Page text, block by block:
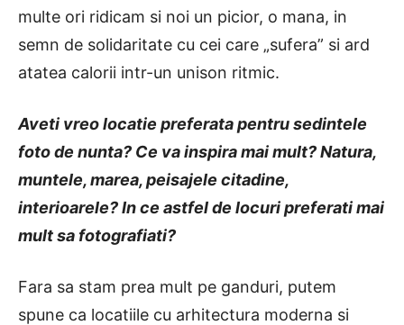
multe ori ridicam si noi un picior, o mana, in
semn de solidaritate cu cei care „sufera” si ard
atatea calorii intr-un unison ritmic.
Aveti vreo locatie preferata pentru sedintele
foto de nunta? Ce va inspira mai mult? Natura,
muntele, marea, peisajele citadine,
interioarele? In ce astfel de locuri preferati mai
mult sa fotografiati?
Fara sa stam prea mult pe ganduri, putem
spune ca locatiile cu arhitectura moderna si